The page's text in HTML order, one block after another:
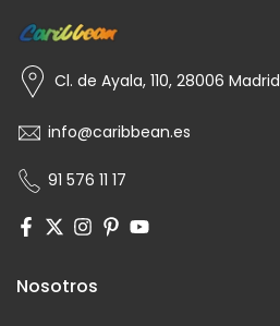
Cl. de Ayala, 110, 28006 Madrid
info@caribbean.es
91 576 11 17
Nosotros